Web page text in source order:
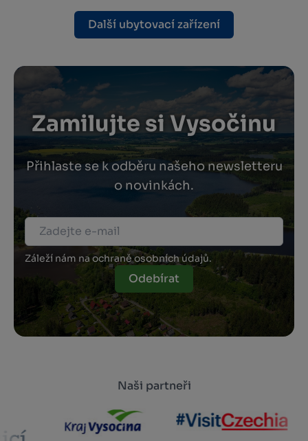
Další ubytovací zařízení
Zamilujte si Vysočinu
Přihlaste se k odběru našeho newsletteru
o novinkách.
Záleží nám na ochraně osobních údajů.
Odebírat
Naši partneři